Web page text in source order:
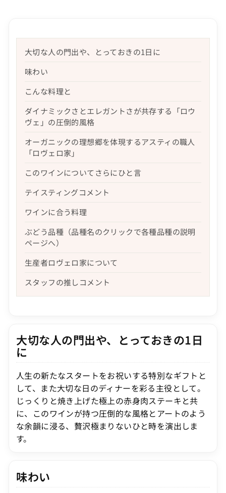
大切な人の門出や、とっておきの1日に
味わい
こんな料理と
ダイナミックさとエレガントさが共存する「ロウ
ヴェ」の圧倒的風格
オーガニックの理想郷を体現するアスティの職人
「ロヴェロ家」
このワインについてさらにひと言
テイスティングコメント
ワインに合う料理
ぶどう品種（品種名のクリックで各種品種の説明
ページへ）
生産者ロヴェロ家について
スタッフの推しコメント
大切な人の門出や、とっておきの1日
に
人生の新たなスタートをお祝いする特別なギフトと
して、また大切な日のディナーを彩る主役として。
じっくりと焼き上げた極上の赤身肉ステーキと共
に、このワインが持つ圧倒的な風格とアートのよう
な余韻に浸る、贅沢極まりないひと時を演出しま
す。
味わい